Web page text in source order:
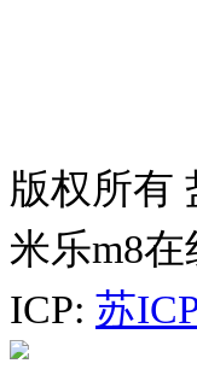
版权所有
米乐m8
ICP: 苏